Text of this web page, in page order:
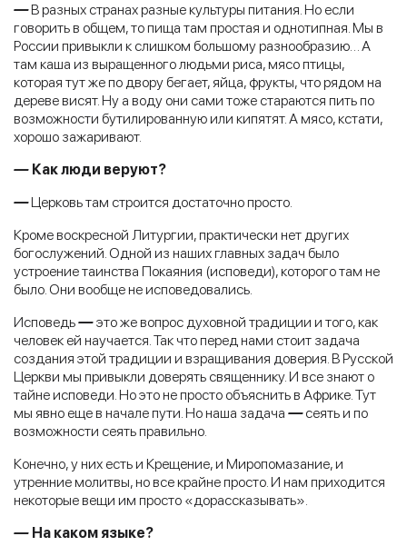
—В разных странах разные культуры питания. Но если
говорить в общем, то пища там простая и однотипная. Мы в
России привыкли к слишком большому разнообразию… А
там каша из выращенного людьми риса, мясо птицы,
которая тут же по двору бегает, яйца, фрукты, что рядом на
дереве висят. Ну а воду они сами тоже стараются пить по
возможности бутилированную или кипятят. А мясо, кстати,
хорошо зажаривают.
— Как люди веруют?
—Церковь там строится достаточно просто.
Кроме воскресной Литургии, практически нет других
богослужений. Одной из наших главных задач было
устроение таинства Покаяния (исповеди), которого там не
было. Они вообще не исповедовались.
Исповедь—это же вопрос духовной традиции и того, как
человек ей научается. Так что перед нами стоит задача
создания этой традиции и взращивания доверия. В Русской
Церкви мы привыкли доверять священнику. И все знают о
тайне исповеди. Но это не просто объяснить в Африке. Тут
мы явно еще в начале пути. Но наша задача —сеять и по
возможности сеять правильно.
Конечно, у них есть и Крещение, и Миропомазание, и
утренние молитвы, но все крайне просто. И нам приходится
некоторые вещи им просто «дорассказывать».
— На каком языке?